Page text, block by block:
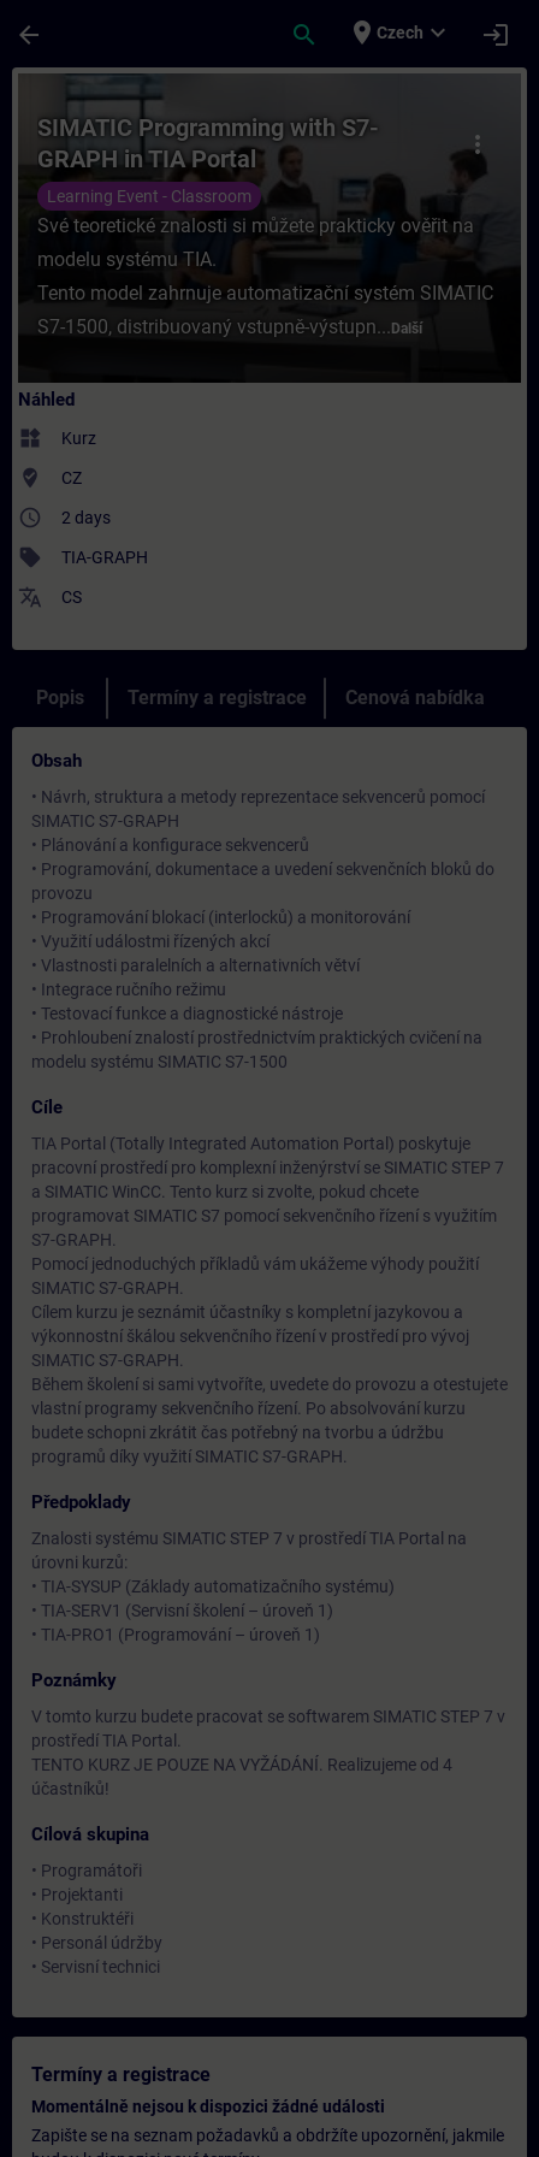
arrow_back search place Czech expand_more login
Kurz - SIMATIC Programming with S7-
more_vert
SIMATIC Programming with S7-
GRAPH in TIA Portal
Learning Event - Classroom
Své teoretické znalosti si můžete prakticky ověřit na
modelu systému TIA.
Tento model zahrnuje automatizační systém SIMATIC
S7-1500, distribuovaný vstupně-výstupn... Další
Náhled
widgets Kurz
where_to_vote CZ
access_time 2 days
sell TIA-GRAPH
translate CS
Popis Termíny a registrace Cenová nabídka
Obsah
• Návrh, struktura a metody reprezentace sekvencerů pomocí
SIMATIC S7-GRAPH
• Plánování a konfigurace sekvencerů
• Programování, dokumentace a uvedení sekvenčních bloků do
provozu
• Programování blokací (interlocků) a monitorování
• Využití událostmi řízených akcí
• Vlastnosti paralelních a alternativních větví
• Integrace ručního režimu
• Testovací funkce a diagnostické nástroje
• Prohloubení znalostí prostřednictvím praktických cvičení na
modelu systému SIMATIC S7-1500
Cíle
TIA Portal (Totally Integrated Automation Portal) poskytuje
pracovní prostředí pro komplexní inženýrství se SIMATIC STEP 7
a SIMATIC WinCC. Tento kurz si zvolte, pokud chcete
programovat SIMATIC S7 pomocí sekvenčního řízení s využitím
S7-GRAPH.
Pomocí jednoduchých příkladů vám ukážeme výhody použití
SIMATIC S7-GRAPH.
Cílem kurzu je seznámit účastníky s kompletní jazykovou a
výkonnostní škálou sekvenčního řízení v prostředí pro vývoj
SIMATIC S7-GRAPH.
Během školení si sami vytvoříte, uvedete do provozu a otestujete
vlastní programy sekvenčního řízení. Po absolvování kurzu
budete schopni zkrátit čas potřebný na tvorbu a údržbu
programů díky využití SIMATIC S7-GRAPH.
Předpoklady
Znalosti systému SIMATIC STEP 7 v prostředí TIA Portal na
úrovni kurzů:
• TIA-SYSUP (Základy automatizačního systému)
• TIA-SERV1 (Servisní školení – úroveň 1)
• TIA-PRO1 (Programování – úroveň 1)
Poznámky
V tomto kurzu budete pracovat se softwarem SIMATIC STEP 7 v
prostředí TIA Portal.
TENTO KURZ JE POUZE NA VYŽÁDÁNÍ. Realizujeme od 4
účastníků!
Cílová skupina
• Programátoři
• Projektanti
• Konstruktéři
• Personál údržby
• Servisní technici
Termíny a registrace
Momentálně nejsou k dispozici žádné události
Zapište se na seznam požadavků a obdržíte upozornění, jakmile